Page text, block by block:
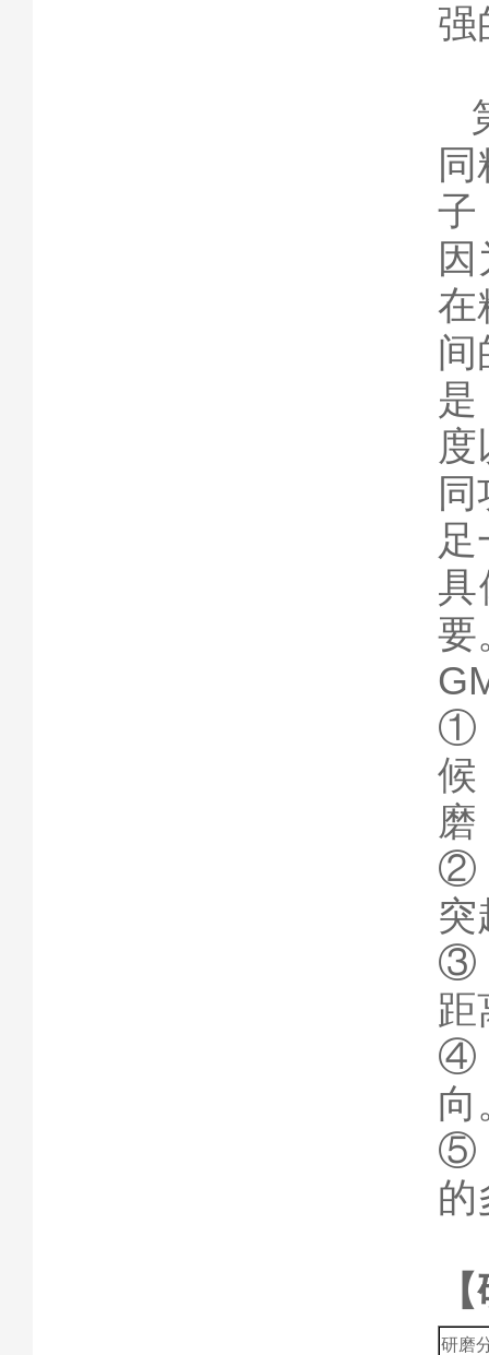
强
子
在
间
具
要
①
候
磨
②
突
③
距
④
向
⑤
的
研磨